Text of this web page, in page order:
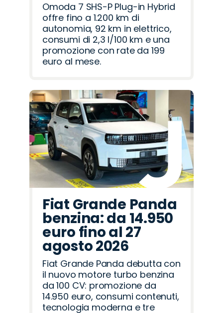
Omoda 7 SHS-P Plug-in Hybrid
offre fino a 1.200 km di
autonomia, 92 km in elettrico,
consumi di 2,3 l/100 km e una
promozione con rate da 199
euro al mese.
Fiat Grande Panda
benzina: da 14.950
euro fino al 27
agosto 2026
Fiat Grande Panda debutta con
il nuovo motore turbo benzina
da 100 CV: promozione da
14.950 euro, consumi contenuti,
tecnologia moderna e tre